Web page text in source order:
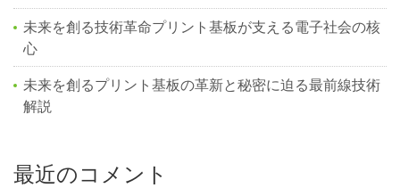
未来を創る技術革命プリント基板が支える電子社会の核
心
未来を創るプリント基板の革新と秘密に迫る最前線技術
解説
最近のコメント